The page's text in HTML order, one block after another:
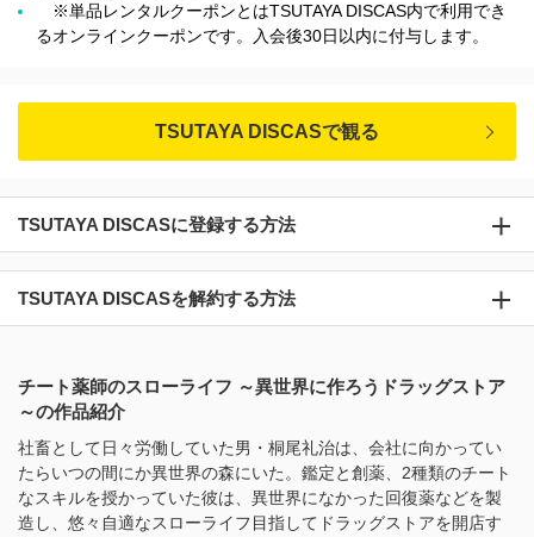
※単品レンタルクーポンとはTSUTAYA DISCAS内で利用でき
るオンラインクーポンです。入会後30日以内に付与します。
TSUTAYA DISCASで観る
TSUTAYA DISCASに登録する方法
TSUTAYA DISCASを解約する方法
チート薬師のスローライフ ～異世界に作ろうドラッグストア
～の作品紹介
社畜として日々労働していた男・桐尾礼治は、会社に向かってい
たらいつの間にか異世界の森にいた。鑑定と創薬、2種類のチート
なスキルを授かっていた彼は、異世界になかった回復薬などを製
造し、悠々自適なスローライフ目指してドラッグストアを開店す